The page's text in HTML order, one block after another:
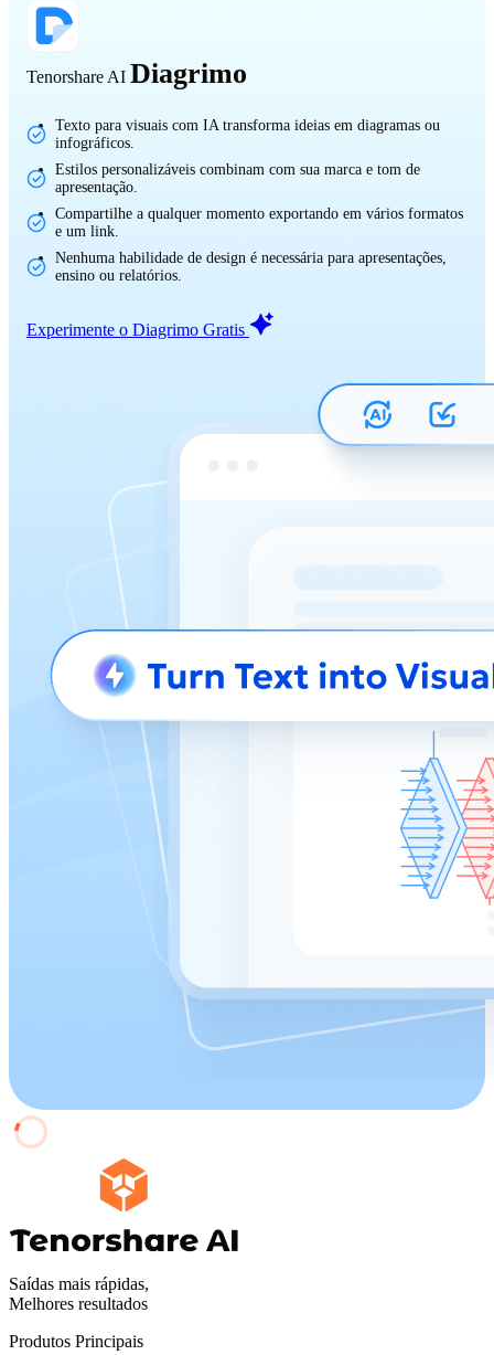
Tenorshare AI Diagrimo
Texto para visuais com IA transforma ideias em diagramas ou
infográficos.
Estilos personalizáveis combinam com sua marca e tom de
apresentação.
Compartilhe a qualquer momento exportando em vários formatos
e um link.
Nenhuma habilidade de design é necessária para apresentações,
ensino ou relatórios.
Experimente o Diagrimo Gratis
Saídas mais rápidas,
Melhores resultados
Produtos Principais